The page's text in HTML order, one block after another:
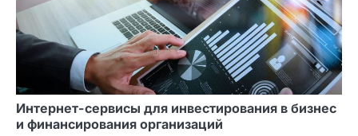
Интернет-сервисы для инвестирования в бизнес
и финансирования организаций